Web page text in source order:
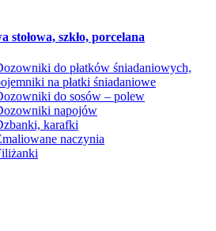
stołowa, szkło, porcelana
do płatków śniadaniowych,
na płatki śniadaniowe
do sosów – polew
napojów
karafki
naczynia